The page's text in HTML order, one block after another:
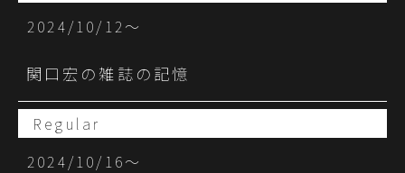
2024/10/12〜
関口宏の雑誌の記憶
Regular
2024/10/16〜